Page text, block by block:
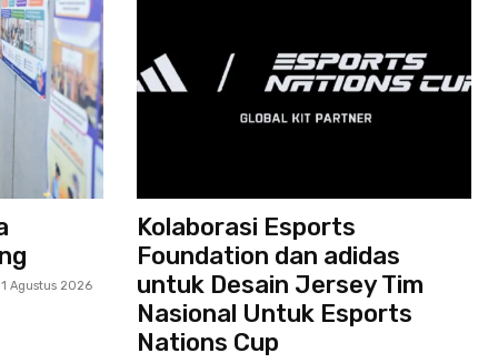
Agustus 2026
Kolaborasi Esports
Foundation dan adidas
untuk Desain Jersey Tim
Nasional Untuk Esports
Nations Cup